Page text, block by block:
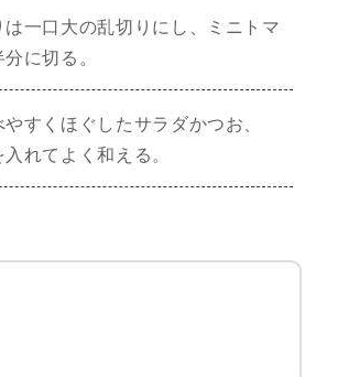
は一口大の乱切りにし、ミニトマ
分に切る。
すくほぐしたサラダかつお、
れてよく和える。